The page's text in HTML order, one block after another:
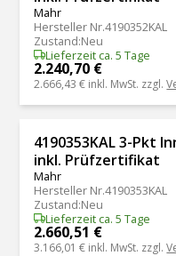
Mahr
Hersteller Nr.4190352KAL
Zustand:Neu
Lieferzeit ca. 5 Tage
2.240,70 €
2.666,43 € inkl. MwSt. zzgl.
4190353KAL 3-Pkt
inkl. Prüfzertifikat
Mahr
Hersteller Nr.4190353KAL
Zustand:Neu
Lieferzeit ca. 5 Tage
2.660,51 €
3.166,01 € inkl. MwSt. zzgl.